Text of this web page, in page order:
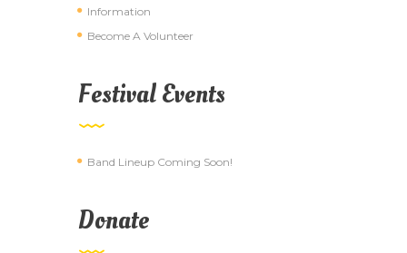
Information
Become A Volunteer
Festival Events
Band Lineup Coming Soon!
Donate